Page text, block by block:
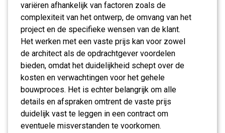
variëren afhankelijk van factoren zoals de
complexiteit van het ontwerp, de omvang van het
project en de specifieke wensen van de klant.
Het werken met een vaste prijs kan voor zowel
de architect als de opdrachtgever voordelen
bieden, omdat het duidelijkheid schept over de
kosten en verwachtingen voor het gehele
bouwproces. Het is echter belangrijk om alle
details en afspraken omtrent de vaste prijs
duidelijk vast te leggen in een contract om
eventuele misverstanden te voorkomen.